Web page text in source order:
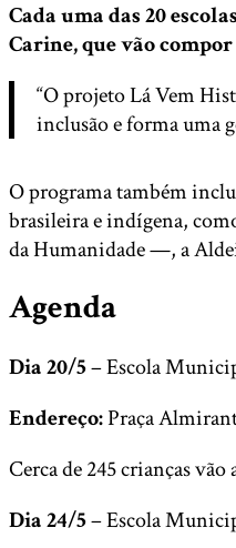
Cada uma das 20
Carine, que vão
“O projeto Lá Vem
inclusão e forma uma
O programa também
brasileira e indígena,
da Humanidade —, a
Agenda
Dia 20/5– Escola
Endereço:Praça
Cerca de 245 crianças
Dia 24/5– Escola